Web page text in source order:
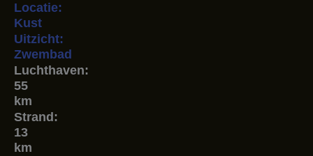
Locatie:
Kust
Uitzicht:
Zwembad
Luchthaven:
55
km
Strand:
13
km